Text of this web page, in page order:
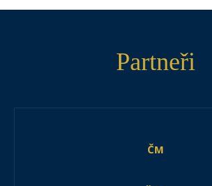
Partneři
ČM